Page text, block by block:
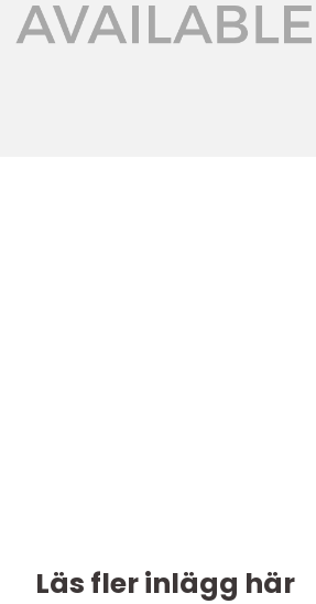
Läs fler inlägg här